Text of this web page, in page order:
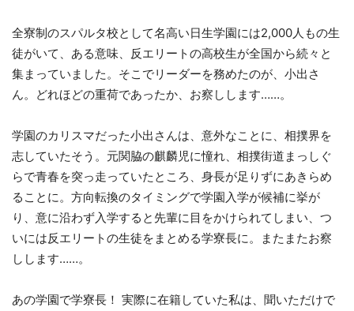
全寮制のスパルタ校として名高い日生学園には2,000人もの生
徒がいて、ある意味、反エリートの高校生が全国から続々と
集まっていました。そこでリーダーを務めたのが、小出さ
ん。どれほどの重荷であったか、お察しします……。
学園のカリスマだった小出さんは、意外なことに、相撲界を
志していたそう。元関脇の麒麟児に憧れ、相撲街道まっしぐ
らで青春を突っ走っていたところ、身長が足りずにあきらめ
ることに。方向転換のタイミングで学園入学が候補に挙が
り、意に沿わず入学すると先輩に目をかけられてしまい、つ
いには反エリートの生徒をまとめる学寮長に。またまたお察
しします……。
あの学園で学寮長！ 実際に在籍していた私は、聞いただけで